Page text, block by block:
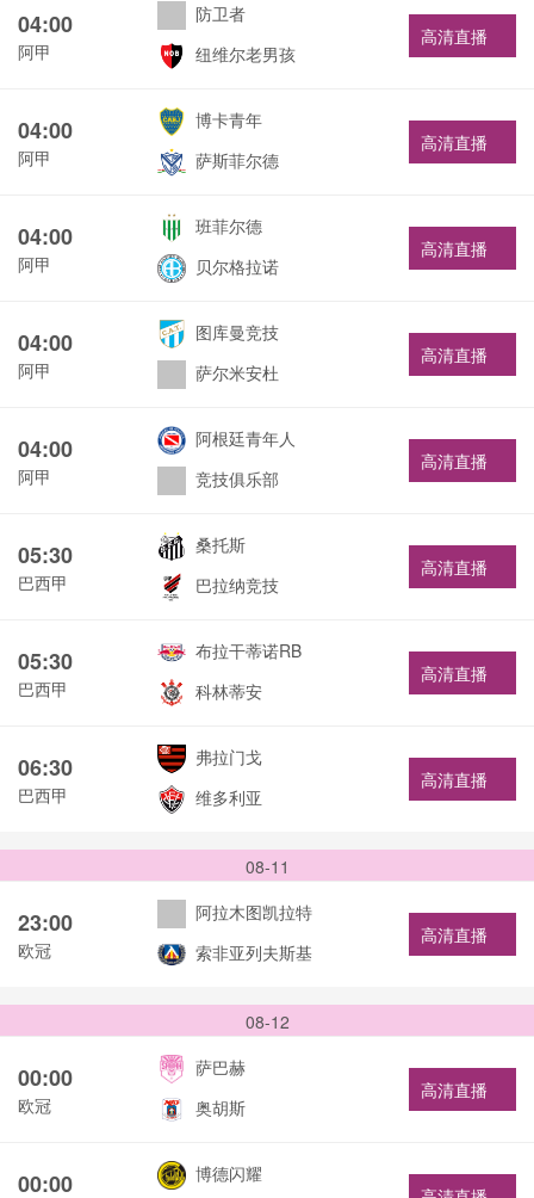
04:00
阿甲
防卫者
纽维尔老男孩
高清直播
04:00
阿甲
博卡青年
萨斯菲尔德
高清直播
04:00
阿甲
班菲尔德
贝尔格拉诺
高清直播
04:00
阿甲
图库曼竞技
萨尔米安杜
高清直播
04:00
阿甲
阿根廷青年人
竞技俱乐部
高清直播
05:30
巴西甲
桑托斯
巴拉纳竞技
高清直播
05:30
巴西甲
布拉干蒂诺RB
科林蒂安
高清直播
06:30
巴西甲
弗拉门戈
维多利亚
高清直播
08-11
23:00
欧冠
阿拉木图凯拉特
索非亚列夫斯基
高清直播
08-12
00:00
欧冠
萨巴赫
奥胡斯
高清直播
00:00
博德闪耀